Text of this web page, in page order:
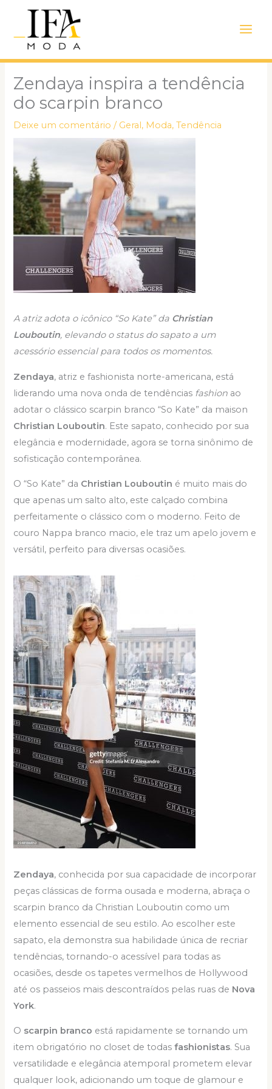
conteúdo
Menu
Zendaya inspira a tendência
do scarpin branco
Deixe um comentário / Geral, Moda,Tendência
A atriz adota o icônico “So Kate” da Christian
Louboutin, elevando o status do sapato a um
acessório essencial para todos os momentos.
Zendaya, atriz e fashionista norte-americana, está
liderando uma nova onda de tendências fashion ao
adotar o clássico scarpin branco “So Kate” da maison
Christian Louboutin. Este sapato, conhecido por sua
elegância e modernidade, agora se torna sinônimo de
sofisticação contemporânea.
O “So Kate” da Christian Louboutin é muito mais do
que apenas um salto alto, este calçado combina
perfeitamente o clássico com o moderno. Feito de
couro Nappa branco macio, ele traz um apelo jovem e
versátil, perfeito para diversas ocasiões.
Zendaya, conhecida por sua capacidade de incorporar
peças clássicas de forma ousada e moderna, abraça o
scarpin branco da Christian Louboutin como um
elemento essencial de seu estilo. Ao escolher este
sapato, ela demonstra sua habilidade única de recriar
tendências, tornando-o acessível para todas as
ocasiões, desde os tapetes vermelhos de Hollywood
até os passeios mais descontraídos pelas ruas de Nova
York.
O scarpin branco está rapidamente se tornando um
item obrigatório no closet de todasfashionistas. Sua
versatilidade e elegância atemporal prometem elevar
qualquer look, adicionando um toque de glamour e